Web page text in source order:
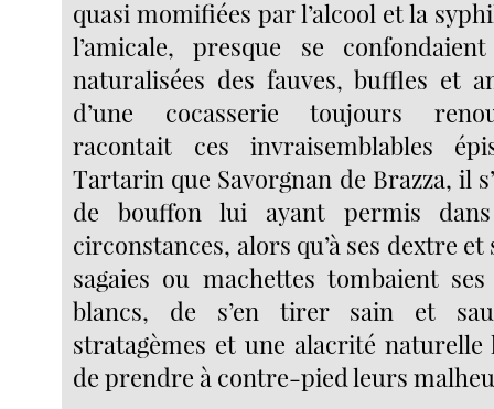
quasi momifiées par l’alcool et la
l’amicale, presque se
naturalisées des fauves, buffles et
d’une cocasserie toujours
racontait ces invraisemblables
Tartarin que Savorgnan de Brazza, il
de bouffon lui ayant permis
circonstances, alors qu’à ses dextre et
sagaies ou machettes tombaient
blancs, de s’en tirer sain et
stratagèmes et une alacrité
de prendre à contre-pied leurs